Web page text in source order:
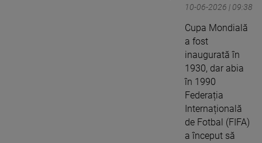
10-06-2026 | 09:38
Cupa Mondială
a fost
inaugurată în
1930, dar abia
în 1990
Federația
Internațională
de Fotbal (FIFA)
a început să